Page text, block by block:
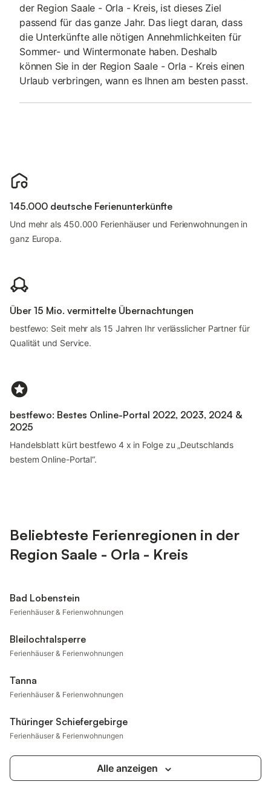
der Region Saale - Orla - Kreis, ist dieses Ziel
passend für das ganze Jahr. Das liegt daran, dass
die Unterkünfte alle nötigen Annehmlichkeiten für
Sommer- und Wintermonate haben. Deshalb
können Sie in der Region Saale - Orla - Kreis einen
Urlaub verbringen, wann es Ihnen am besten passt.
145.000 deutsche Ferienunterkünfte
Und mehr als 450.000 Ferienhäuser und Ferienwohnungen in
ganz Europa.
Über 15 Mio. vermittelte Übernachtungen
bestfewo: Seit mehr als 15 Jahren Ihr verlässlicher Partner für
Qualität und Service.
bestfewo: Bestes Online-Portal 2022, 2023, 2024 &
2025
Handelsblatt kürt bestfewo 4 x in Folge zu „Deutschlands
bestem Online-Portal“.
Beliebteste Ferienregionen in der
Region Saale - Orla - Kreis
Bad Lobenstein
Ferienhäuser & Ferienwohnungen
Bleilochtalsperre
Ferienhäuser & Ferienwohnungen
Tanna
Ferienhäuser & Ferienwohnungen
Thüringer Schiefergebirge
Ferienhäuser & Ferienwohnungen
Alle anzeigen